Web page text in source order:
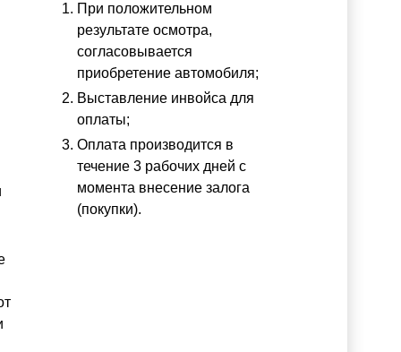
При положительном
результате осмотра,
согласовывается
приобретение автомобиля;
Выставление инвойса для
оплаты;
Оплата производится в
течение 3 рабочих дней с
момента внесение залога
(покупки).